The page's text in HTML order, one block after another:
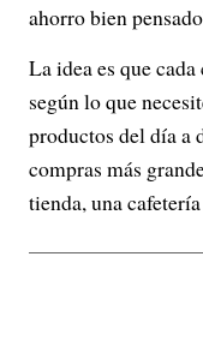
ahorro bien
La idea es que
según lo que
productos del día a
compras más
tienda, una